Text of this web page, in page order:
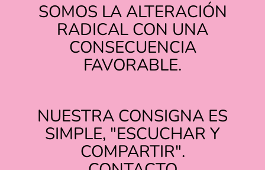
SOMOS LA ALTERACIÓN
RADICAL CON UNA
CONSECUENCIA
FAVORABLE.
NUESTRA CONSIGNA ES
SIMPLE, "ESCUCHAR Y
COMPARTIR".
INSTAGRAM